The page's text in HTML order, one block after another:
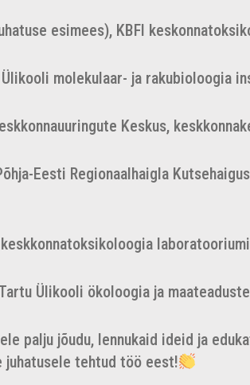
esimees), KBFI
molekulaar- ja rakubioloogia
Keskus,
Eesti Regionaalhaigla
Ülikooli ökoloogia ja
palju jõudu, lennukaid ideid ja
juhatusele tehtud töö eest!